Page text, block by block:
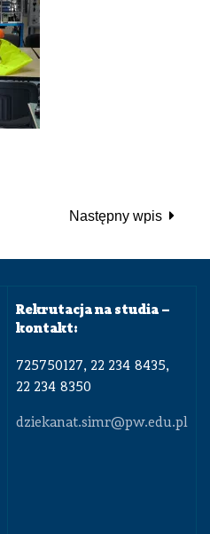
Następny wpis
Rekrutacja na studia –
kontakt:
725750127, 22 234 8435,
22 234 8350
dziekanat.simr@pw.edu.pl